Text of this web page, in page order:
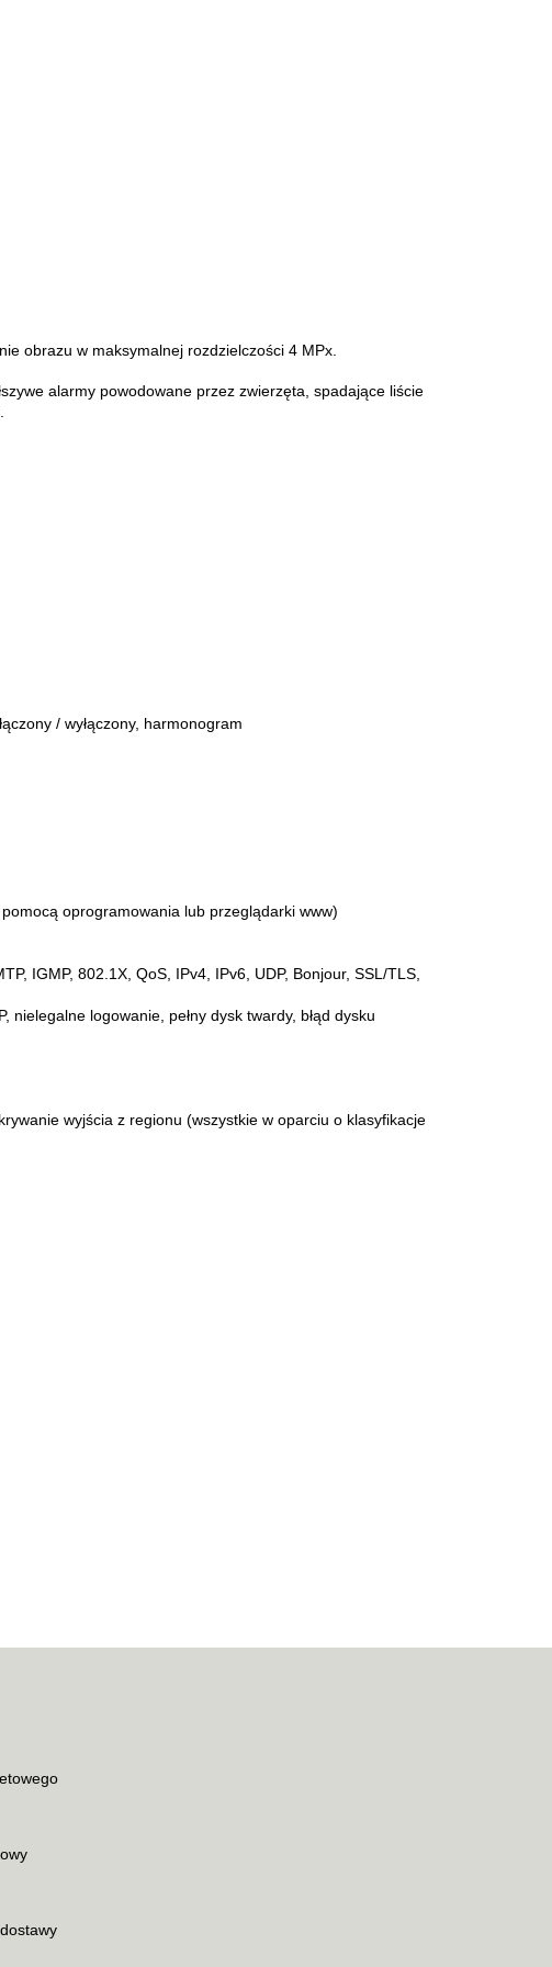
obrazu w maksymalnej rozdzielczości 4 MPx.
alarmy powodowane przez zwierzęta, spadające liście
/ wyłączony, harmonogram
oprogramowania lub przeglądarki www)
IGMP, 802.1X, QoS, IPv4, IPv6, UDP, Bonjour, SSL/TLS,
logowanie, pełny dysk twardy, błąd dysku
wyjścia z regionu (wszystkie w oparciu o klasyfikacje